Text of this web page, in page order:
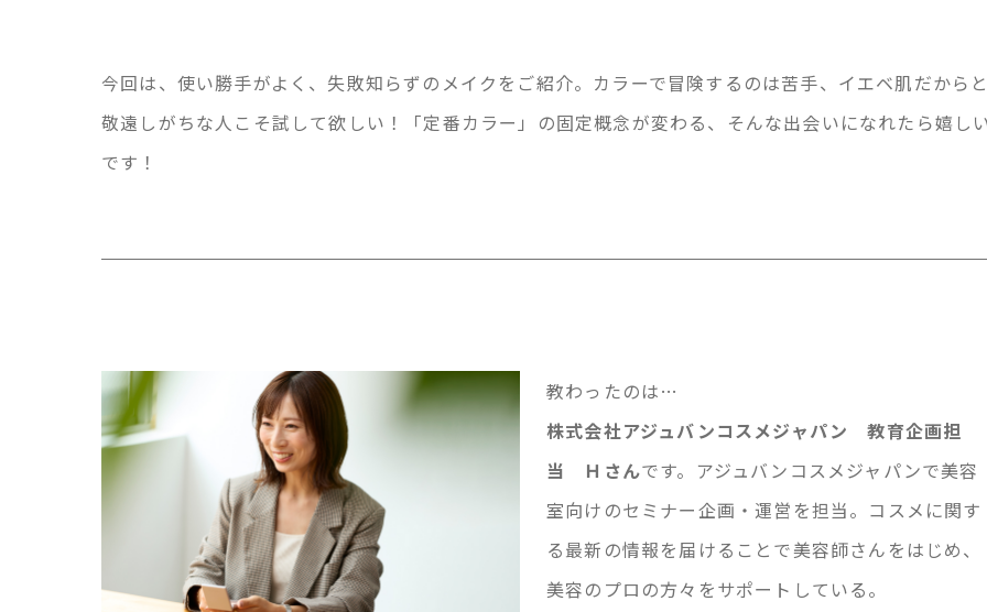
今回は、使い勝手がよく、失敗知らずのメイクをご紹介。カラーで冒険するのは苦手、イエベ肌だからと
敬遠しがちな人こそ試して欲しい！「定番カラー」の固定概念が変わる、そんな出会いになれたら嬉し
です！
教わったのは…
株式会社アジュバンコスメジャパン 教育企画担
当 Ｈさんです。アジュバンコスメジャパンで美容
室向けのセミナー企画・運営を担当。コスメに関す
る最新の情報を届けることで美容師さんをはじめ、
美容のプロの方々をサポートしている。